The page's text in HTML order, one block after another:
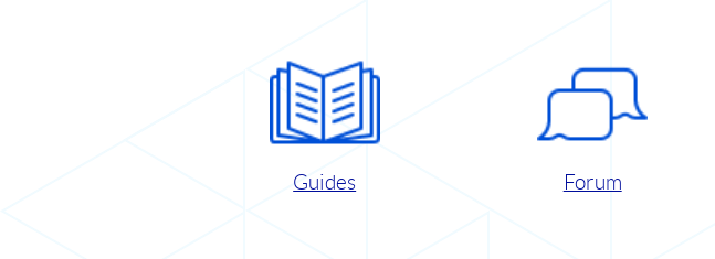
Guides Forum